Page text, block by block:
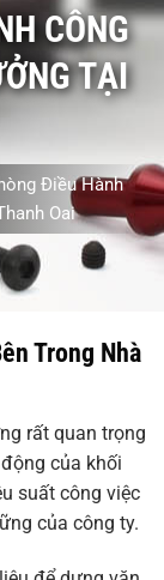
CÔNG
TẠI
Điều Hành
Oai
Trong Nhà
rất quan trọng
của khối
suất công việc
của công ty.